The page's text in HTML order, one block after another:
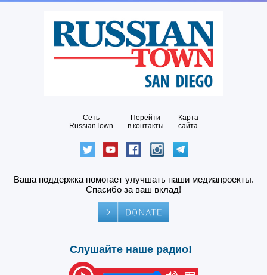
Сеть
RussianTown
Перейти
в контакты
Карта
сайта
Ваша поддержка помогает улучшать наши медиапроекты.
Спасибо за ваш вклад!
Слушайте наше радио!